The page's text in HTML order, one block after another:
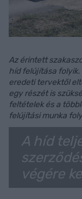
Az érintett
híd felújítása folyik.
eredeti tervektől
egy részét is
feltételek és a
felújítási munka
A híd
végére